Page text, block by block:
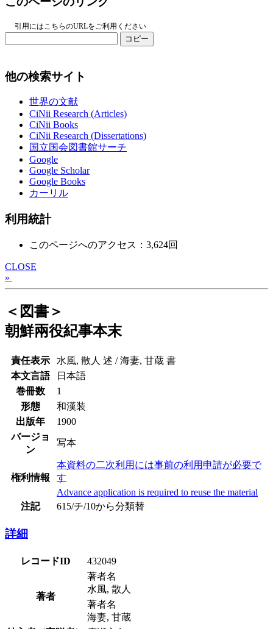
引用にはこちらのURLをご利用ください
コピー
他の検索サイト
世界の文献
CiNii Research (Articles)
CiNii Books
CiNii Research (Dissertations)
国立国会図書館サーチ
Google
Google Scholar
Google Books
カーリル
利用統計
このページへのアクセス：3,624回
CLOSE
»
＜図書＞
朝鮮兩役紀事本末
責任表示
水風, 散人 述 / 海妻, 甘蔵 書
本文言語
日本語
巻冊数
1
形態
和漢装
出版年
1900
バージョ
ン
写本
権利情報
本資料の二次利用には事前の利用申請が必要で
す
Advance application is required to reuse the material
注記
615/チ/10から分類替
詳細
レコードID 432049
著者
著者名
水風, 散人
著者名
海妻, 甘蔵